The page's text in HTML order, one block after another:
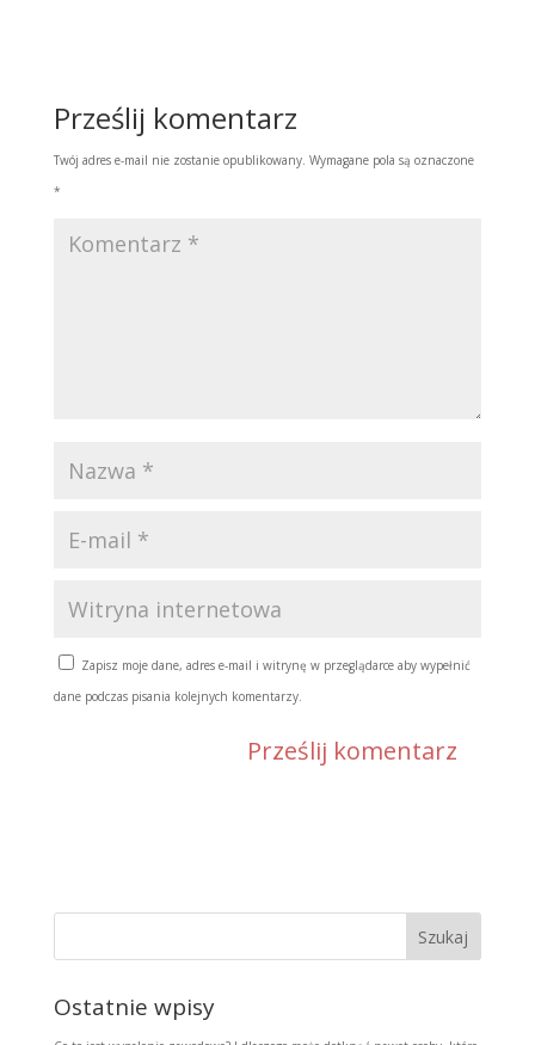
Prześlij komentarz
Twój adres e-mail nie zostanie opublikowany. Wymagane pola są oznaczone
*
Zapisz moje dane, adres e-mail i witrynę w przeglądarce aby wypełnić
dane podczas pisania kolejnych komentarzy.
Ostatnie wpisy